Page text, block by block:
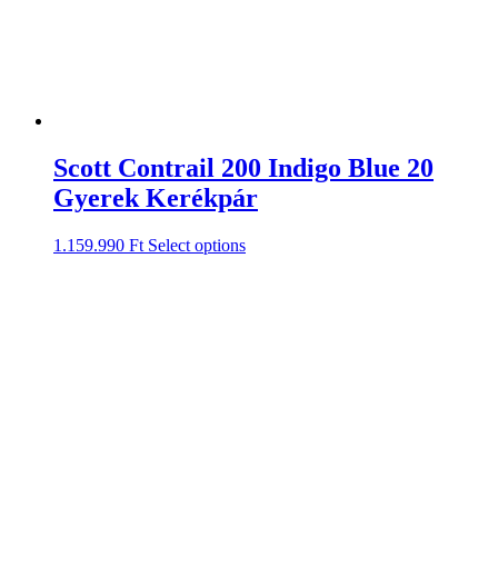
Scott Contrail 200 Indigo Blue 20
Gyerek Kerékpár
1.159.990 Ft Select options